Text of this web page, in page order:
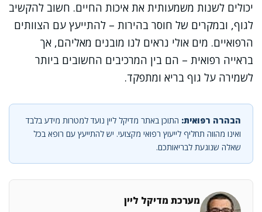
יכולים לשנות משמעותית את איכות החיים. חשוב להקשיב
לגוף, ובמקרים של חוסר בהירות – להתייעץ עם הצוותים
הרפואיים. מים אולי נראים לנו מובנים מאליהם, אך
בראייה רפואית – הם בין המרכיבים החשובים ביותר
לשמירה על גוף בריא ומתפקד.
הבהרה רפואית: התוכן באתר מדיקל ליין נועד למטרות מידע בלבד
ואינו מהווה תחליף לייעוץ רפואי מקצועי. יש להתייעץ עם רופא בכל
שאלה שנוגעת לבריאותכם.
מערכת מדיקל ליין